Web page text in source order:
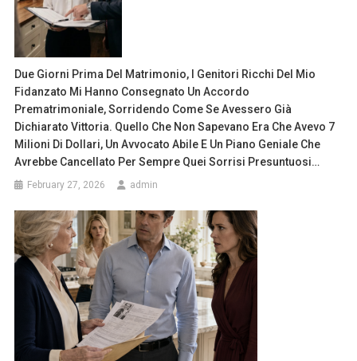
Due Giorni Prima Del Matrimonio, I Genitori Ricchi Del Mio
Fidanzato Mi Hanno Consegnato Un Accordo
Prematrimoniale, Sorridendo Come Se Avessero Già
Dichiarato Vittoria. Quello Che Non Sapevano Era Che Avevo 7
Milioni Di Dollari, Un Avvocato Abile E Un Piano Geniale Che
Avrebbe Cancellato Per Sempre Quei Sorrisi Presuntuosi…
February 27, 2026 admin